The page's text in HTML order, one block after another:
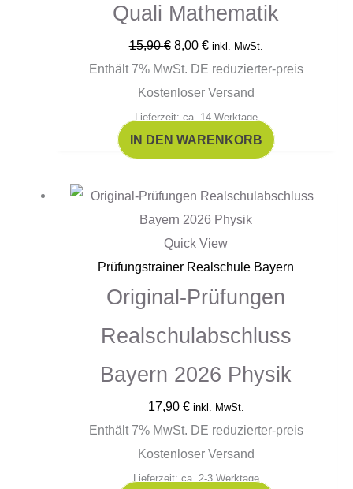
Quali Mathematik
15,90€ 8,00 € inkl. MwSt.
Enthält 7% MwSt. DE reduzierter-preis
Kostenloser Versand
Lieferzeit: ca. 14 Werktage
IN DEN WARENKORB
Quick View
Prüfungstrainer Realschule Bayern
Original-Prüfungen
Realschulabschluss
Bayern 2026 Physik
17,90 € inkl. MwSt.
Enthält 7% MwSt. DE reduzierter-preis
Kostenloser Versand
Lieferzeit: ca. 2-3 Werktage